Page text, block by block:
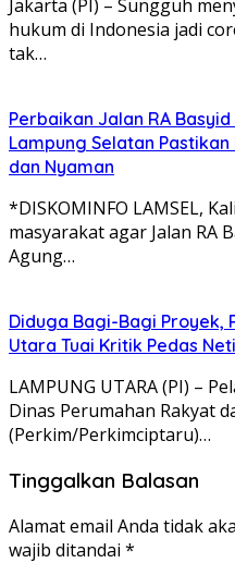
Jakarta (PI) – Sungguh
hukum di Indonesia jadi
tak…
Perbaikan Jalan RA
Lampung Selatan
dan Nyaman
*DISKOMINFO LAMSEL,
masyarakat agar Jalan RA
Agung…
Diduga Bagi-Bagi Proyek,
Utara Tuai Kritik Pedas
LAMPUNG UTARA (PI) –
Dinas Perumahan Rakyat
(Perkim/Perkimciptaru)…
Tinggalkan Balasan
Alamat email Anda tidak
wajib ditandai *